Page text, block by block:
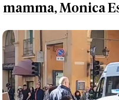
mamma, Monica